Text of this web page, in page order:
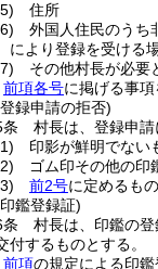
住所
外国人住民のうち
により登録を受ける
その他村長が必要
前項各号に掲げる事
録申請の拒否)
村長は、登録申
印影が鮮明でない
ゴム印その他の印
前2号に定めるも
鑑登録証)
村長は、印鑑の
付するものとする。
前項の規定による印鑑